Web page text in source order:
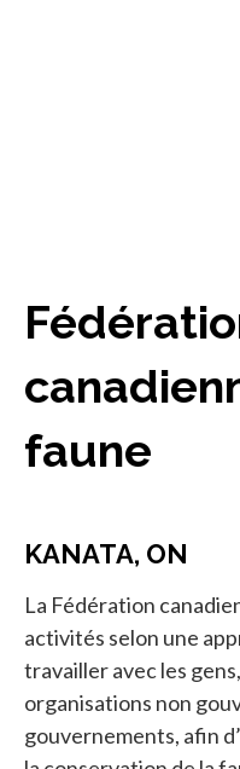
faune
KANATA, ON
La Fédération
activités selon une
travailler avec les
organisations non
gouvernements, afin